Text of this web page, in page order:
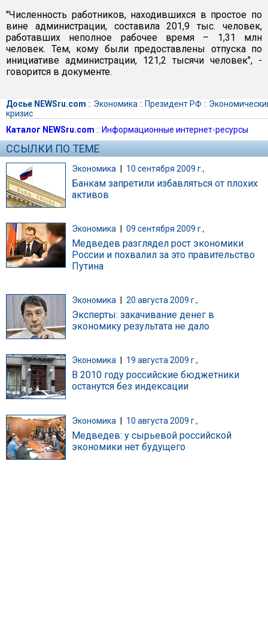
"Численность работников, находившихся в простое по
вине администрации, составила 201,9 тыс. человек,
работавших неполное рабочее время – 1,31 млн
человек. Тем, кому были предоставлены отпуска по
инициативе администрации, 121,2 тысячи человек", -
говорится в документе.
Досье NEWSru.com :: Экономика :: Президент РФ ::
кризис
Каталог NEWSru.com :: Информационные интернет-ресурсы
ССЫЛКИ ПО ТЕМЕ
Экономика | 10 сентября 2009 г.,
Банкам запретили избавляться от плохих
активов
Экономика 09 сентября 2009 г.,
Медведев разглядел рост экономики
России и похвалил за это правительство
Путина
Экономика 20 августа 2009 г.,
Эксперты: закачивание денег в
экономику результата не дало
Экономика 19 августа 2009 г.,
В 2010 году российские бюджетники
останутся без индексации
Экономика | 10 августа 2009 г.,
Медведев: у сырьевой российской
экономики нет будущего